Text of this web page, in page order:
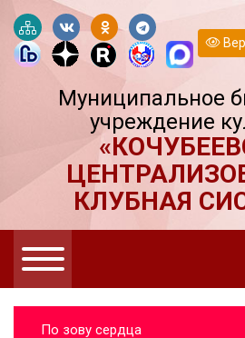
Муниципальное
учреждение
КЛУБНАЯ
По зову сердца